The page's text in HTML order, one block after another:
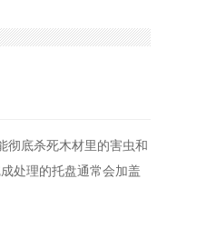
彻底杀死木材里的害虫和
处理的托盘通常会加盖